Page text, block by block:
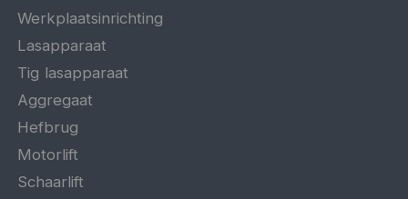
Werkplaatsinrichting
Lasapparaat
Tig lasapparaat
Aggregaat
Hefbrug
Motorlift
Schaarlift